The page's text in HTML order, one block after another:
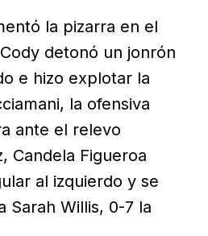
la pizarra en el
detonó un jonrón
e hizo explotar la
la ofensiva
ante el relevo
Candela Figueroa
al izquierdo y se
Sarah Willis, 0-7 la